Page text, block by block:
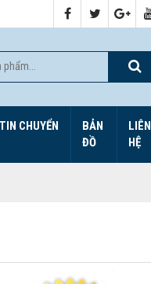
CHUYỂN
BẢN
ĐỒ
LIÊN
HỆ